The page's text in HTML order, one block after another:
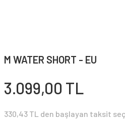
M WATER SHORT - EU
3.099,00 TL
330,43 TL den başlayan taksit